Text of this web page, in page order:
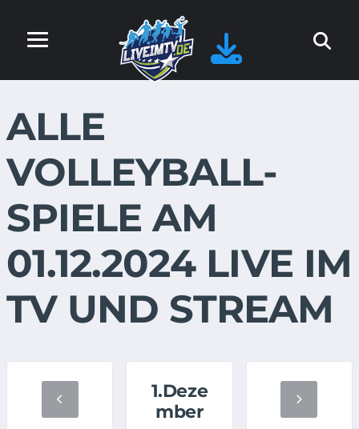
ALLE
VOLLEYBALL-
SPIELE AM
01.12.2024 LIVE IM
TV UND STREAM
1.Deze
mber